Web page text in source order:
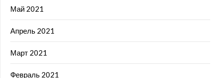
Май 2021
Апрель 2021
Март 2021
Февраль 2021